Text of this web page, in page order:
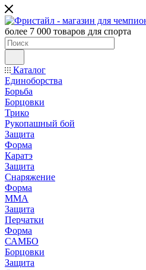
более 7 000 товаров для спорта
Каталог
Единоборства
Борьба
Борцовки
Трико
Рукопашный бой
Защита
Форма
Каратэ
Защита
Снаряжение
Форма
ММА
Защита
Перчатки
Форма
САМБО
Борцовки
Защита